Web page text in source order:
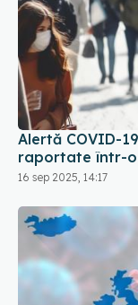
Alertă COVID-
raportate într-o
16 sep 2025, 14:17